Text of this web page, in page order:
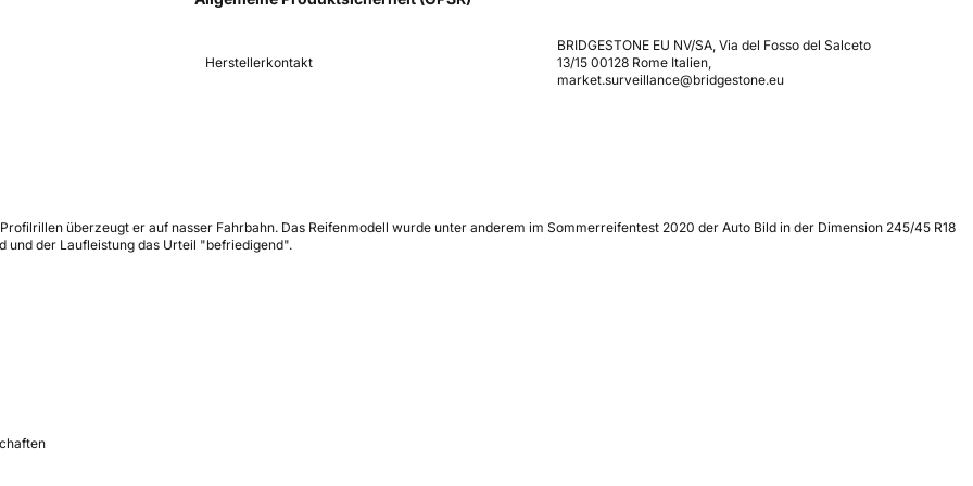
Herstellerkontakt
BRIDGESTONE EU NV/SA, Via del Fosso del Salceto
13/15 00128 Rome Italien,
market.surveillance@bridgestone.eu
überzeugt er auf nasser Fahrbahn. Das Reifenmodell wurde unter anderem im Sommerreifentest 2020 der Auto Bild in der Dimension 245/45 R18
und der Laufleistung das Urteil "befriedigend".